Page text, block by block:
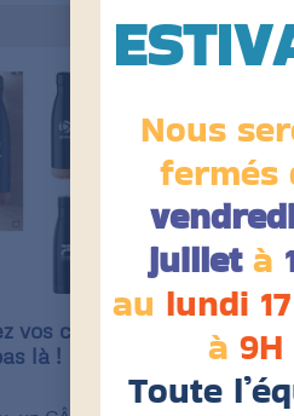
vos clients, même
là !
Nous
fermés
juilletà
au lundi
à 9H
Toute